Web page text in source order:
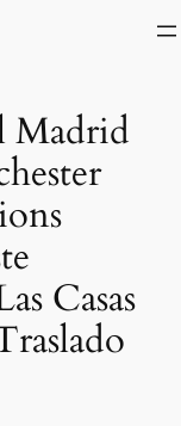
Madrid
Casas